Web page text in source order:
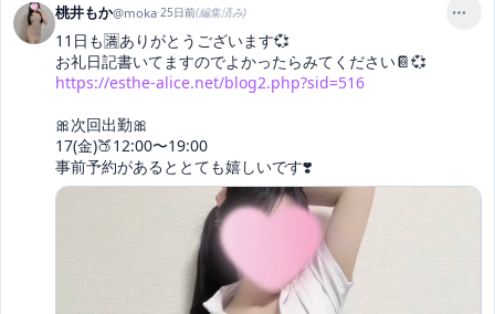
桃井もか@moka·25日前(編集済み)
11日も🈵ありがとうございます💞
https://esthe-alice.net/blog2.php?sid=516
🎀次回出勤🎀
17(金)🍑12:00〜19:00
事前予約があるととても嬉しいです❣️